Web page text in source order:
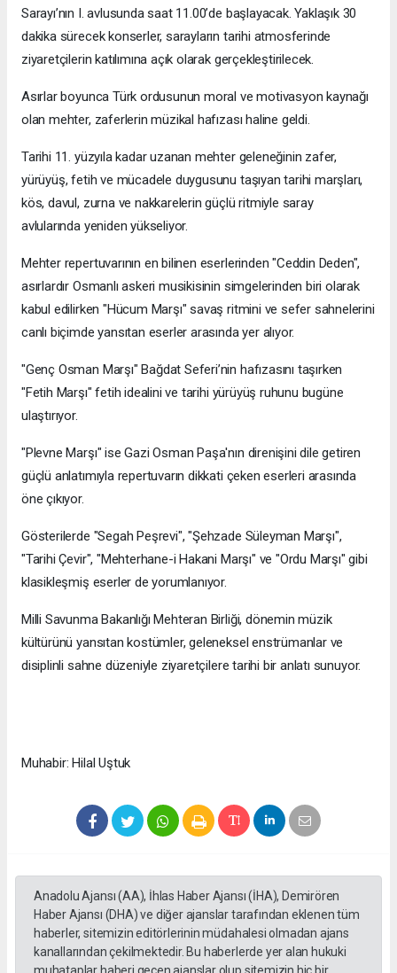
Sarayı’nın I. avlusunda saat 11.00’de başlayacak. Yaklaşık 30
dakika sürecek konserler, sarayların tarihi atmosferinde
ziyaretçilerin katılımına açık olarak gerçekleştirilecek.
Asırlar boyunca Türk ordusunun moral ve motivasyon kaynağı
olan mehter, zaferlerin müzikal hafızası haline geldi.
Tarihi 11. yüzyıla kadar uzanan mehter geleneğinin zafer,
yürüyüş, fetih ve mücadele duygusunu taşıyan tarihi marşları,
kös, davul, zurna ve nakkarelerin güçlü ritmiyle saray
avlularında yeniden yükseliyor.
Mehter repertuvarının en bilinen eserlerinden "Ceddin Deden",
asırlardır Osmanlı askeri musikisinin simgelerinden biri olarak
kabul edilirken "Hücum Marşı" savaş ritmini ve sefer sahnelerini
canlı biçimde yansıtan eserler arasında yer alıyor.
"Genç Osman Marşı" Bağdat Seferi’nin hafızasını taşırken
"Fetih Marşı" fetih idealini ve tarihi yürüyüş ruhunu bugüne
ulaştırıyor.
"Plevne Marşı" ise Gazi Osman Paşa'nın direnişini dile getiren
güçlü anlatımıyla repertuvarın dikkati çeken eserleri arasında
öne çıkıyor.
Gösterilerde "Segah Peşrevi", "Şehzade Süleyman Marşı",
"Tarihi Çevir", "Mehterhane-i Hakani Marşı" ve "Ordu Marşı" gibi
klasikleşmiş eserler de yorumlanıyor.
Milli Savunma Bakanlığı Mehteran Birliği, dönemin müzik
kültürünü yansıtan kostümler, geleneksel enstrümanlar ve
disiplinli sahne düzeniyle ziyaretçilere tarihi bir anlatı sunuyor.
Muhabir: Hilal Uştuk
Anadolu Ajansı (AA), İhlas Haber Ajansı (İHA), Demirören
Haber Ajansı (DHA) ve diğer ajanslar tarafından eklenen tüm
haberler, sitemizin editörlerinin müdahalesi olmadan ajans
kanallarından çekilmektedir. Bu haberlerde yer alan hukuki